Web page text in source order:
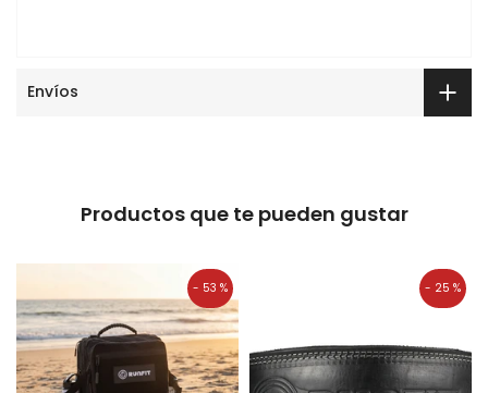
Envíos
Productos que te pueden gustar
- 53 % - 25 %